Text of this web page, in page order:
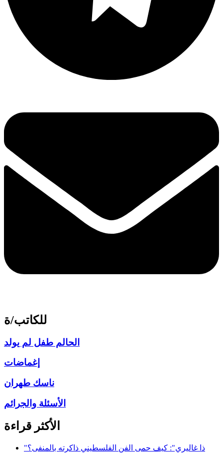
للكاتب/ة
الحالم طفل لم يولد
إغماضات
ناسك طهران
الأسئلة والجرائم
الأكثر قراءة
"ذا غاليري": كيف حمى الفن الفلسطيني ذاكرته بالمنفى؟